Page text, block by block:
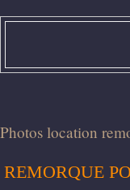
Photos location
REMORQUE